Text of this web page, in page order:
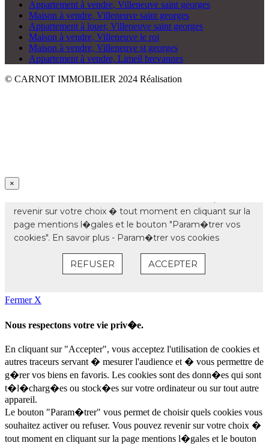
Appartement à vendre, Villeneuve saint georges
Maison à vendre, Villeneuve saint georges
Appartement à louer, Villeneuve saint georges
Maison à vendre, Villeneuve le roi
Maison à vendre, Villeneuve st georges
Appartement à vendre, Limeil brevannes
© CARNOT IMMOBILIER 2024 Réalisation
×
Fermer X
Nous respectons votre vie priv�e.
En cliquant sur "Accepter", vous acceptez l'utilisation de cookies et
autres traceurs servant � mesurer l'audience et � vous permettre de
g�rer vos biens en favoris. Les cookies sont des donn�es qui sont
t�l�charg�es ou stock�es sur votre ordinateur ou sur tout autre
appareil.
Le bouton "Param�trer" vous permet de choisir quels cookies vous
souhaitez activer ou refuser. Vous pouvez revenir sur votre choix �
tout moment en cliquant sur la page mentions l�gales et le bouton